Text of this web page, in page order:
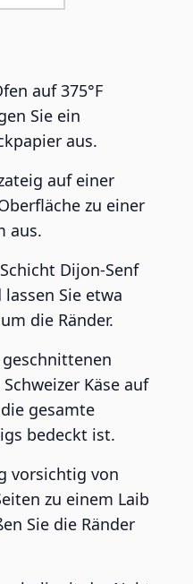
auf 375°F
Sie ein
aus.
auf einer
zu einer
aus.
Dijon-Senf
Sie etwa
die Ränder.
Käse auf
gesamte
bedeckt ist.
vorsichtig von
zu einem Laib
Sie die Ränder